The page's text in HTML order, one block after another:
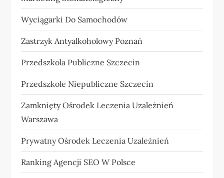
Wyciągarki Do Samochodów
Zastrzyk Antyalkoholowy Poznań
Przedszkola Publiczne Szczecin
Przedszkole Niepubliczne Szczecin
Zamknięty Ośrodek Leczenia Uzależnień
Warszawa
Prywatny Ośrodek Leczenia Uzależnień
Ranking Agencji SEO W Polsce